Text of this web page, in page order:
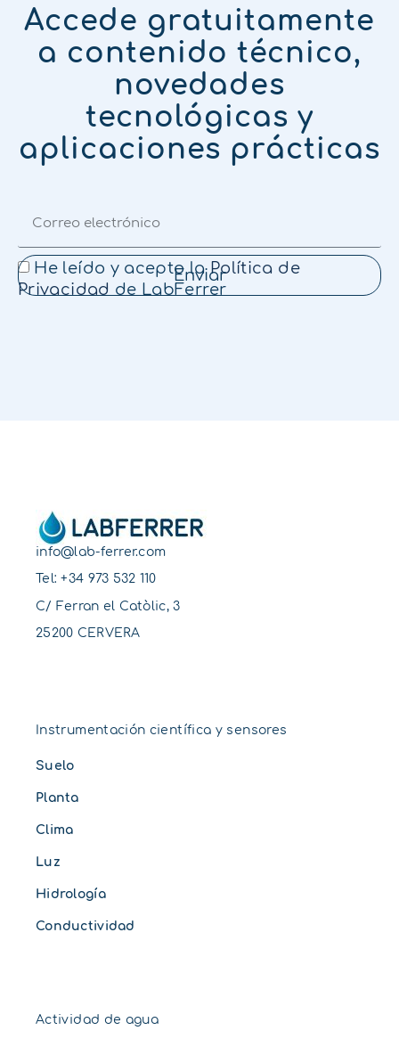
Accede gratuitamente
a contenido técnico,
novedades
tecnológicas y
aplicaciones prácticas
He leído y acepto la Política de
Privacidad de LabFerrer
Enviar
info@lab-ferrer.com
Tel:+34 973 532 110
C/ Ferran el Catòlic, 3
25200 CERVERA
Instrumentación científica y sensores
Suelo
Planta
Clima
Luz
Hidrología
Conductividad
Actividad de agua